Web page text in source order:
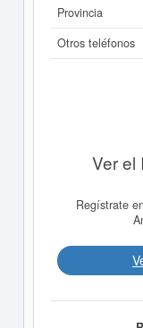
Provincia
Otros teléfonos
Ver el
Regístrate